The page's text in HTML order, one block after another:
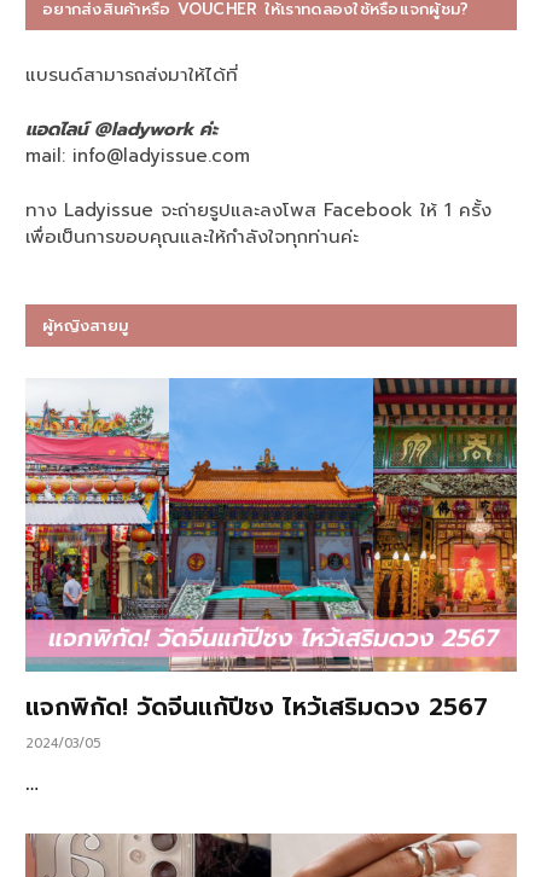
อยากส่งสินค้าหรือ VOUCHER ให้เราทดลองใช้หรือแจกผู้ชม?
แบรนด์สามารถส่งมาให้ได้ที่
แอดไลน์ @ladywork ค่ะ
mail: info@ladyissue.com
ทาง Ladyissue จะถ่ายรูปและลงโพส Facebook ให้ 1 ครั้ง
เพื่อเป็นการขอบคุณและให้กำลังใจทุกท่านค่ะ
ผู้หญิงสายมู
แจกพิกัด! วัดจีนแก้ปีชง ไหว้เสริมดวง 2567
2024/03/05
…